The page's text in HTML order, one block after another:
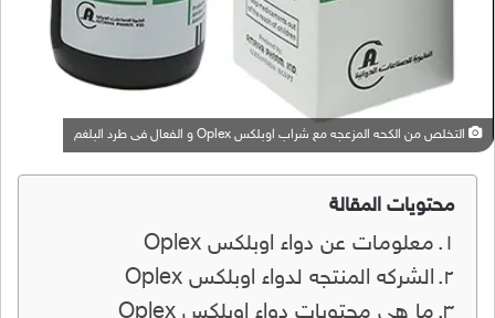
التخلص من الكحه المزعجه مع شراب اوبلكس Oplex و الفعال فى طرد البلغم
محتويات المقالة
معلومات عن دواء اوبلكس Oplex
الشركه المنتجه لدواء اوبلكس Oplex